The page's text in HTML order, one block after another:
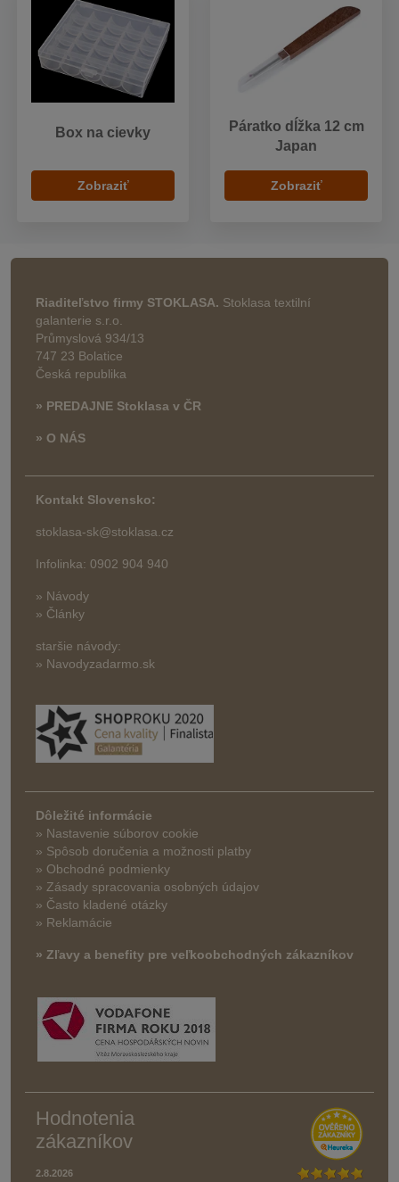
Box na cievky
Zobraziť
Páratko dĺžka 12 cm
Japan
Zobraziť
Riaditeľstvo firmy STOKLASA. Stoklasa textilní
galanterie s.r.o.
Průmyslová 934/13
747 23 Bolatice
Česká republika
» PREDAJNE Stoklasa v ČR
» O NÁS
Kontakt Slovensko:
stoklasa-sk@stoklasa.cz
Infolinka: 0902 904 940
» Návody
» Články
staršie návody:
» Navodyzadarmo.sk
Dôležité informácie
» Nastavenie súborov cookie
» Spôsob doručenia a možnosti platby
» Obchodné podmienky
» Zásady spracovania osobných údajov
» Často kladené otázky
» Reklamácie
» Zľavy a benefity pre veľkoobchodných zákazníkov
Hodnotenia
zákazníkov
2.8.2026